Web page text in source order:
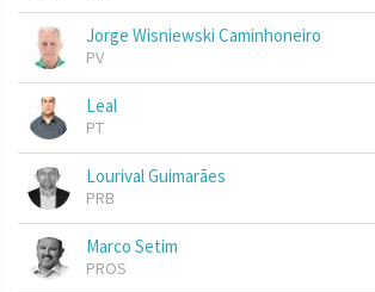
Jorge Wisniewski Caminhoneiro
PV
Leal
PT
Lourival Guimarães
PRB
Marco Setim
PROS